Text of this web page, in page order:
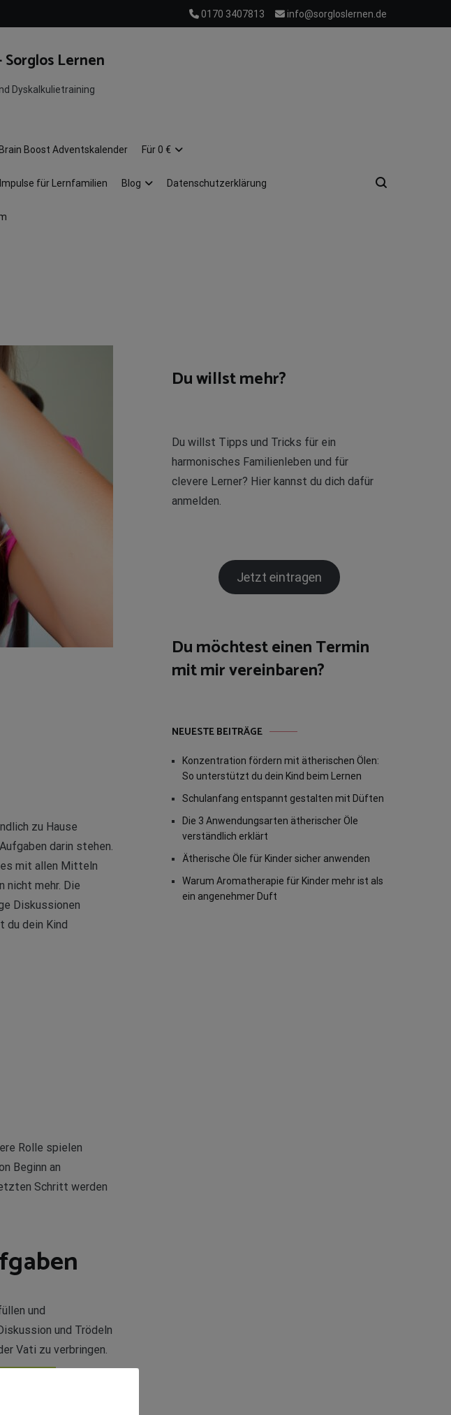
0170 3407813 info@sorgloslernen.de
Lernen
Dyskalkulietraining
Brain Boost Adventskalender Für 0 €
für Lernfamilien Blog Datenschutzerklärung
zu Hause
darin stehen.
es mit allen Mitteln
nicht mehr. Die
Diskussionen
du dein Kind
Rolle spielen
Beginn an
Schritt werden
und
und Trödeln
Vati zu verbringen.
Du willst mehr?
Du willst Tipps und Tricks für ein
harmonisches Familienleben und für
clevere Lerner? Hier kannst du dich dafür
anmelden.
Jetzt eintragen
Du möchtest einen Termin
mit mir vereinbaren?
NEUESTE BEITRÄGE
Konzentration fördern mit ätherischen Ölen:
So unterstützt du dein Kind beim Lernen
Schulanfang entspannt gestalten mit Düften
Die 3 Anwendungsarten ätherischer Öle
verständlich erklärt
Ätherische Öle für Kinder sicher anwenden
Warum Aromatherapie für Kinder mehr ist als
ein angenehmer Duft